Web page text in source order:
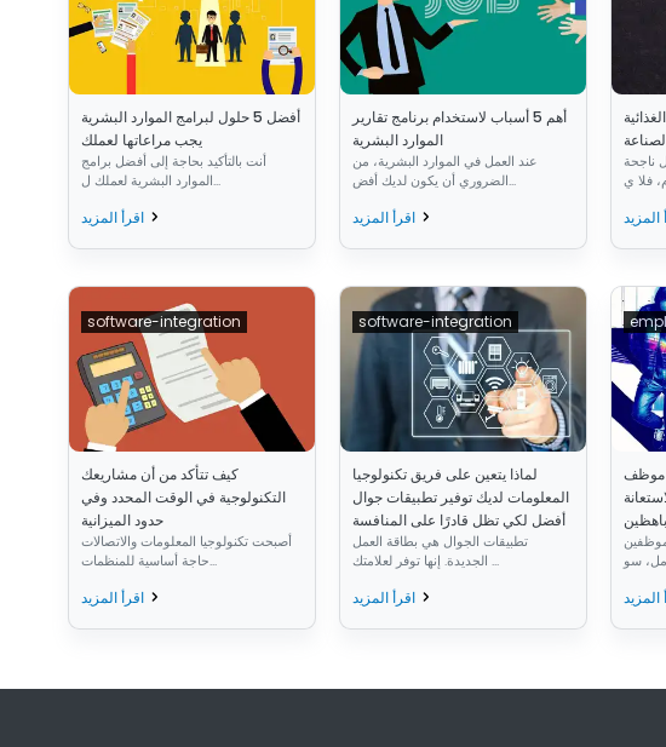
أفضل 5 حلول لبرامج الموارد البشرية
يجب مراعاتها لعملك
أنت بالتأكيد بحاجة إلى أفضل برامج
الموارد البشرية لعملك ل...
اقرأ المزيد
أهم 5 أسباب لاستخدام برنامج تقارير
الموارد البشرية
عند العمل في الموارد البشرية، من
الضروري أن يكون لديك أفض...
اقرأ المزيد
ناجحة
software-integration
كيف تتأكد من أن مشاريعك
التكنولوجية في الوقت المحدد وفي
حدود الميزانية
أصبحت تكنولوجيا المعلومات والاتصالات
حاجة أساسية للمنظمات...
اقرأ المزيد
software-integration
لماذا يتعين على فريق تكنولوجيا
المعلومات لديك توفير تطبيقات جوال
أفضل لكي تظل قادرًا على المنافسة
تطبيقات الجوال هي بطاقة العمل
الجديدة. إنها توفر لعلامتك ...
اقرأ المزيد
موظف